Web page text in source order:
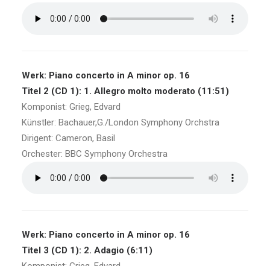
Werk: Piano concerto in A minor op. 16
Titel 2 (CD 1): 1. Allegro molto moderato (11:51)
Komponist: Grieg, Edvard
Künstler: Bachauer,G./London Symphony Orchstra
Dirigent: Cameron, Basil
Orchester: BBC Symphony Orchestra
Werk: Piano concerto in A minor op. 16
Titel 3 (CD 1): 2. Adagio (6:11)